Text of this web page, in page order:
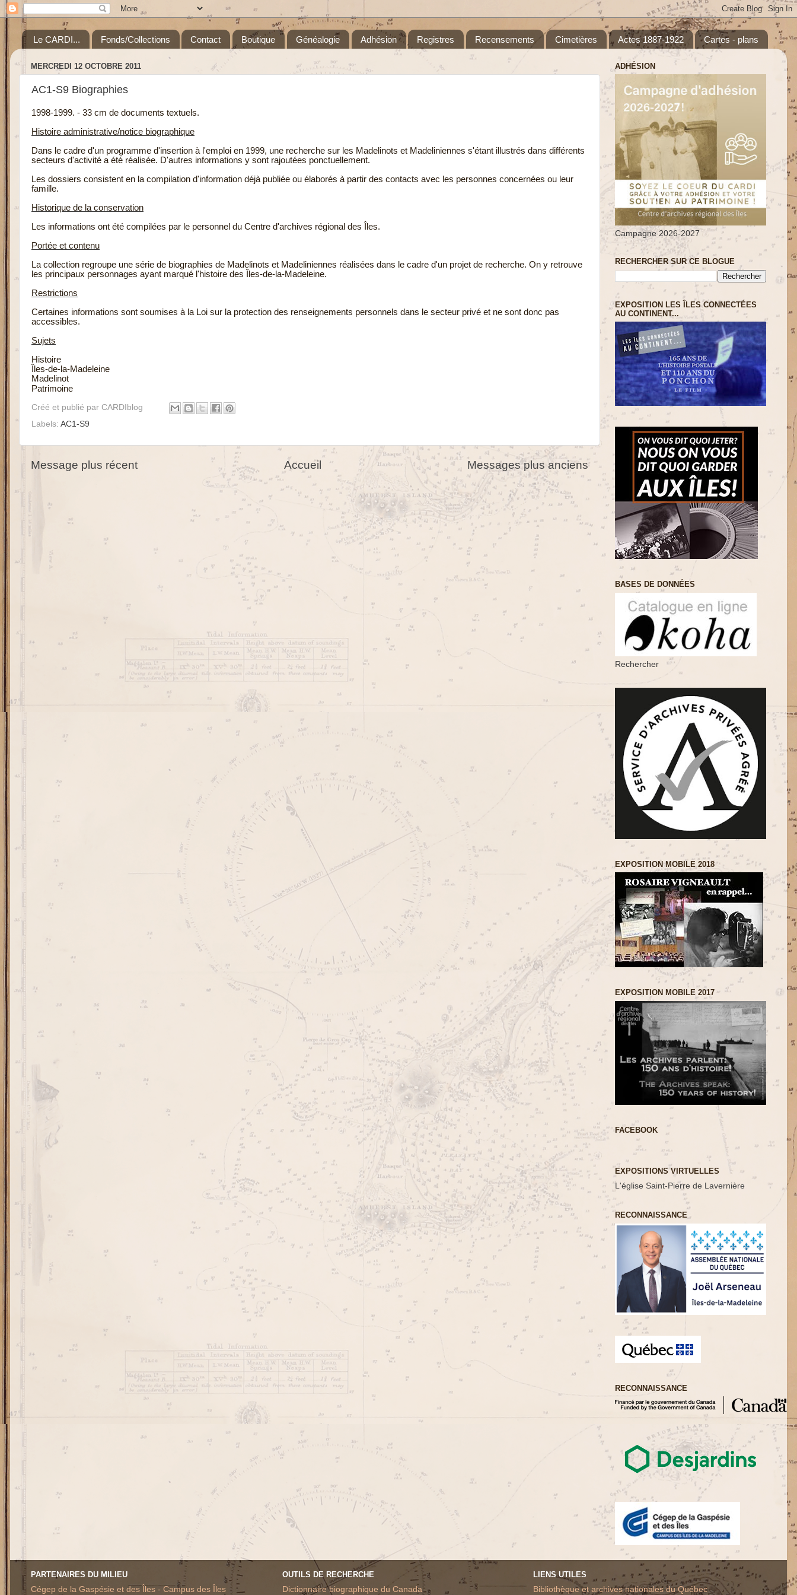
Le CARDI... Fonds/Collections Contact Boutique Généalogie Adhésion Registres Recensements Cimetières Actes 1887-1922 Cartes - plans
MERCREDI 12 OCTOBRE 2011
AC1-S9 Biographies
1998-1999. - 33 cm de documents textuels.
Histoire administrative/notice biographique
Dans le cadre d'un programme d'insertion à l'emploi en 1999, une recherche sur les Madelinots et Madeliniennes s'étant illustrés dans différents
secteurs d'activité a été réalisée. D'autres informations y sont rajoutées ponctuellement.
Les dossiers consistent en la compilation d'information déjà publiée ou élaborés à partir des contacts avec les personnes concernées ou leur
famille.
Historique de la conservation
Les informations ont été compilées par le personnel du Centre d'archives régional des Îles.
Portée et contenu
La collection regroupe une série de biographies de Madelinots et Madeliniennes réalisées dans le cadre d'un projet de recherche. On y retrouve
les principaux personnages ayant marqué l'histoire des Îles-de-la-Madeleine.
Restrictions
Certaines informations sont soumises à la Loi sur la protection des renseignements personnels dans le secteur privé et ne sont donc pas
accessibles.
Sujets
Histoire
Îles-de-la-Madeleine
Madelinot
Patrimoine
Créé et publié par CARDIblog
Labels: AC1-S9
Message plus récent Messages plus anciens
Accueil
ADHÉSION
Campagne 2026-2027
RECHERCHER SUR CE BLOGUE
EXPOSITION LES ÎLES CONNECTÉES
AU CONTINENT...
BASES DE DONNÉES
Rechercher
EXPOSITION MOBILE 2018
EXPOSITION MOBILE 2017
FACEBOOK
EXPOSITIONS VIRTUELLES
L'église Saint-Pierre de Lavernière
RECONNAISSANCE
RECONNAISSANCE
PARTENAIRES DU MILIEU
Cégep de la Gaspésie et des Îles - Campus des Îles
OUTILS DE RECHERCHE
Dictionnaire biographique du Canada
LIENS UTILES
Bibliothèque et archives nationales du Québec